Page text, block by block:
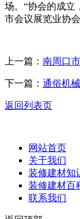
场。“协会的成立
市会议展览业协
上一篇： 南周口
下一篇： 通俗机
返回列表页
网站首页
关于我们
装修建材知
装修建材百
联系我们